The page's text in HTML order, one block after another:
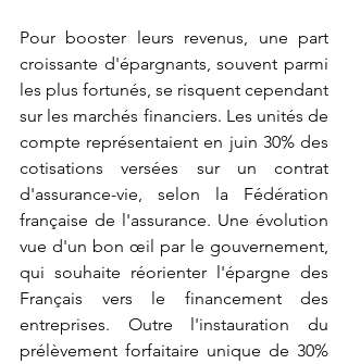
Pour booster leurs revenus, une part
croissante d'épargnants, souvent parmi
les plus fortunés, se risquent cependant
sur les marchés financiers. Les unités de
compte représentaient en juin 30% des
cotisations versées sur un contrat
d'assurance-vie, selon la Fédération
française de l'assurance. Une évolution
vue d'un bon œil par le gouvernement,
qui souhaite réorienter l'épargne des
Français vers le financement des
entreprises. Outre l'instauration du
prélèvement forfaitaire unique de 30%